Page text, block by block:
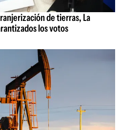
de tierras, La
los votos